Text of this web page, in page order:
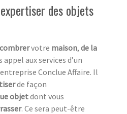
des objets
votre maison, de la
appel aux services d’un
Conclue Affaire. Il
de façon
objetdont vous
. Ce sera peut-être